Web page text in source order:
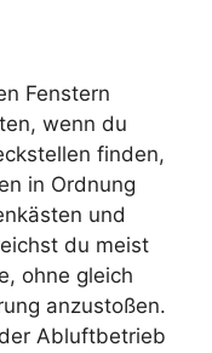
Fenstern
wenn du
finden,
in Ordnung
und
du meist
ohne gleich
anzustoßen.
Abluftbetrieb